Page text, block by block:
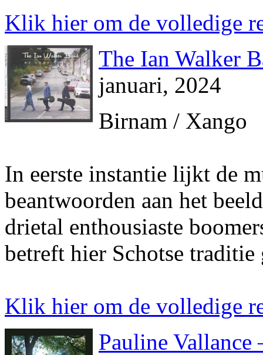
Klik hier om de volledige
The Ian Walker
januari, 2024
Birnam / Xango
In eerste instantie lijkt de
beantwoorden aan het
drietal enthousiaste
betreft hier Schotse traditie
Klik hier om de volledige
Pauline Vallance